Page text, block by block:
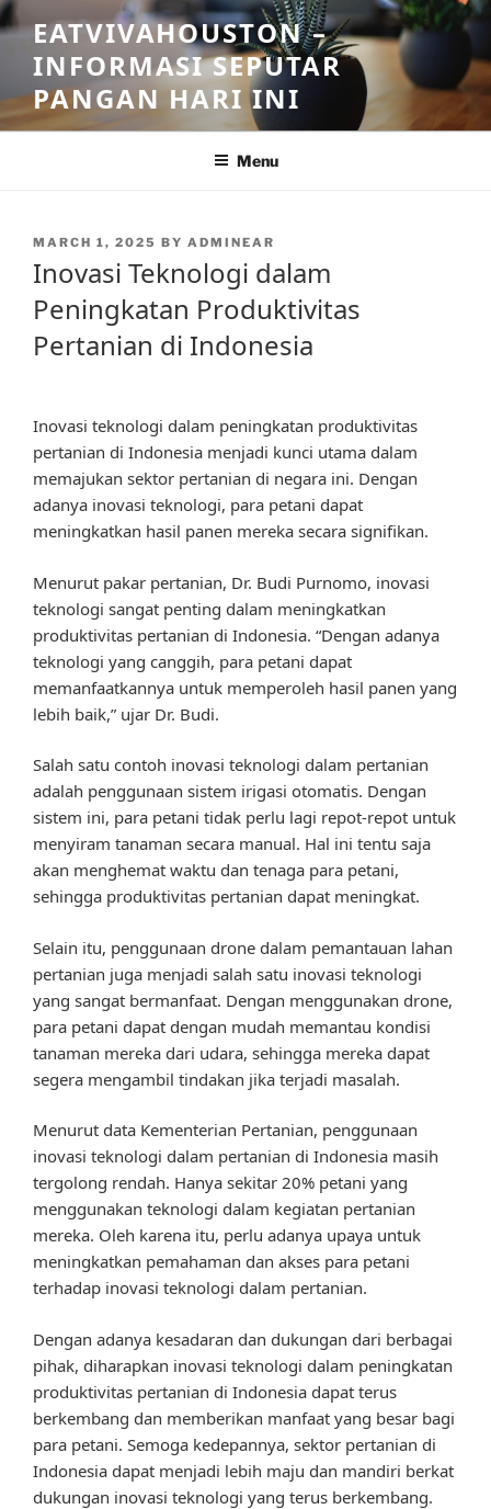
Skip
to
content
EATVIVAHOUSTON –
INFORMASI SEPUTAR
PANGAN HARI INI
Menu
POSTED
MARCH 1, 2025 BY ADMINEAR
Inovasi Teknologi dalam
Peningkatan Produktivitas
Pertanian di Indonesia
Inovasi teknologi dalam peningkatan produktivitas
pertanian di Indonesia menjadi kunci utama dalam
memajukan sektor pertanian di negara ini. Dengan
adanya inovasi teknologi, para petani dapat
meningkatkan hasil panen mereka secara signifikan.
Menurut pakar pertanian, Dr. Budi Purnomo, inovasi
teknologi sangat penting dalam meningkatkan
produktivitas pertanian di Indonesia. “Dengan adanya
teknologi yang canggih, para petani dapat
memanfaatkannya untuk memperoleh hasil panen yang
lebih baik,” ujar Dr. Budi.
Salah satu contoh inovasi teknologi dalam pertanian
adalah penggunaan sistem irigasi otomatis. Dengan
sistem ini, para petani tidak perlu lagi repot-repot untuk
menyiram tanaman secara manual. Hal ini tentu saja
akan menghemat waktu dan tenaga para petani,
sehingga produktivitas pertanian dapat meningkat.
Selain itu, penggunaan drone dalam pemantauan lahan
pertanian juga menjadi salah satu inovasi teknologi
yang sangat bermanfaat. Dengan menggunakan drone,
para petani dapat dengan mudah memantau kondisi
tanaman mereka dari udara, sehingga mereka dapat
segera mengambil tindakan jika terjadi masalah.
Menurut data Kementerian Pertanian, penggunaan
inovasi teknologi dalam pertanian di Indonesia masih
tergolong rendah. Hanya sekitar 20% petani yang
menggunakan teknologi dalam kegiatan pertanian
mereka. Oleh karena itu, perlu adanya upaya untuk
meningkatkan pemahaman dan akses para petani
terhadap inovasi teknologi dalam pertanian.
Dengan adanya kesadaran dan dukungan dari berbagai
pihak, diharapkan inovasi teknologi dalam peningkatan
produktivitas pertanian di Indonesia dapat terus
berkembang dan memberikan manfaat yang besar bagi
para petani. Semoga kedepannya, sektor pertanian di
Indonesia dapat menjadi lebih maju dan mandiri berkat
dukungan inovasi teknologi yang terus berkembang.